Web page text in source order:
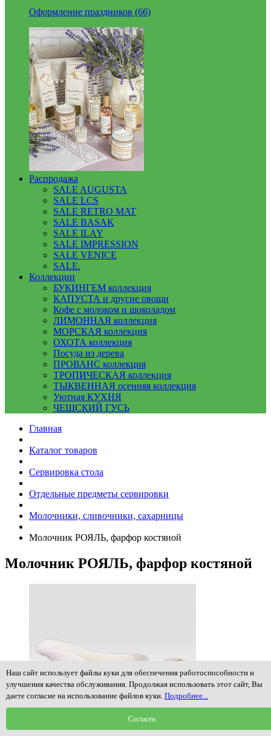
Оформление праздников (66)
Распродажа
SALE AUGUSTA
SALE LCS
SALE RETRO MAT
SALE BASAK
SALE ILAY
SALE IMPRESSION
SALE VENICE
SALE.
Коллекции
БУКИНГЕМ коллекция
КАПУСТА и другие овощи
Кофе с молоком и шоколадом
ЛИМОННАЯ коллекция
МОРСКАЯ коллекция
ОХОТА коллекция
Посуда из дерева
ПРОВАНС коллекция
ТРОПИЧЕСКАЯ коллекция
ТЫКВЕННАЯ осенняя коллекция
Уютная КУХНЯ
ЧЕШСКИЙ ГУСЬ
Главная
Каталог товаров
Сервировка стола
Отдельные предметы сервировки
Молочники, сливочники, сахарницы
Молочник РОЯЛЬ, фарфор костяной
Молочник РОЯЛЬ, фарфор костяной
Наш сайт использует файлы куки для обеспечения работоспособности и
улучшения качества обслуживания. Продолжая использовать этот сайт, Вы
даете согласие на использование файлов куки. Подробнее...
Согласен